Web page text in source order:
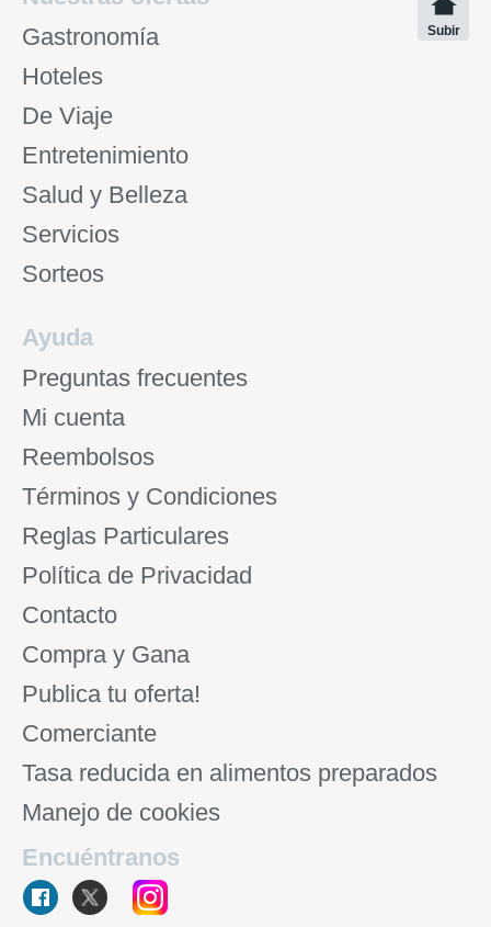
Gastronomía
Hoteles
De Viaje
Entretenimiento
Salud y Belleza
Servicios
Sorteos
Subir
Ayuda
Preguntas frecuentes
Mi cuenta
Reembolsos
Términos y Condiciones
Reglas Particulares
Política de Privacidad
Contacto
Compra y Gana
Publica tu oferta!
Comerciante
Tasa reducida en alimentos preparados
Manejo de cookies
Encuéntranos